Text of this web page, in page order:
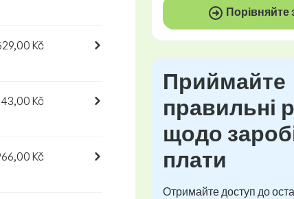
Kč
Kč
Kč
Порівняйте
Приймайте
правильні
щодо
плати
Отримайте доступ до